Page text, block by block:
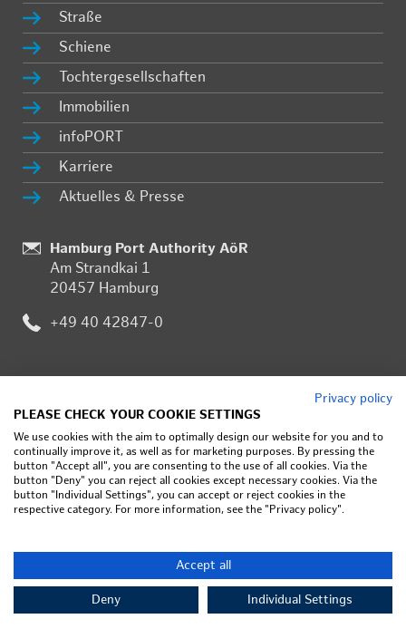
Stra­ße
Schie­ne
Toch­ter­ge­sell­schaf­ten
Im­mo­bi­li­en
in­fo­PORT
Kar­rie­re
Ak­tu­el­les & Pres­se
Stand­
ort:
Hamburg Port Authority AöR
Am Strand­kai 1
20457 Ham­burg
Te­
fon:
+49 40 42847-0
Wir hal­ten den Ha­fen am Lau­fen und su­chen im­mer­zu
Ver­stär­kung. Schau­e in un­se­re HPA Stel­len­an­ge­bo­te
und fin­de deine be­ruf­li­che Zu­kunft bei uns im Ha­fen.
Hier fin­dest Du un­se­re ak­tu­el­len Job­an­ge­bo­te
Privacy policy
PLEASE CHECK YOUR COOKIE SETTINGS
We use cookies with the aim to optimally design our website for you and to
continually improve it, as well as for marketing purposes. By pressing the
button "Accept all", you are consenting to the use of all cookies. Via the
button "Deny" you can reject all cookies except necessary cookies. Via the
button "Individual Settings", you can accept or reject cookies in the
respective category. For more information, see the "Privacy policy".
Accept all
Deny Individual Settings